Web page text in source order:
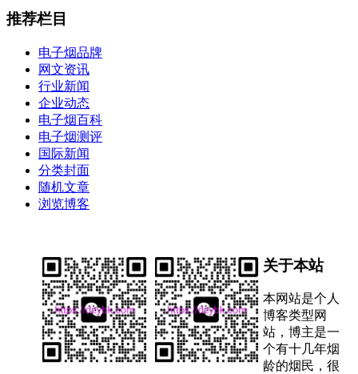
推荐栏目
电子烟品牌
网文资讯
行业新闻
企业动态
电子烟百科
电子烟测评
国际新闻
分类封面
随机文章
浏览博客
关于本站
本网站是个人
博客类型网
站，博主是一
个有十几年烟
龄的烟民，很